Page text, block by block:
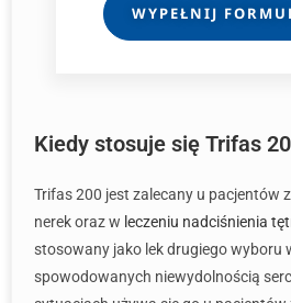
WYPEŁNIJ
Kiedy stosuje się Trifas
Trifas 200 jest zalecany u pacjentów
nerek oraz w leczeniu nadciśnienia
stosowany jako lek drugiego wyboru
spowodowanych niewydolnością